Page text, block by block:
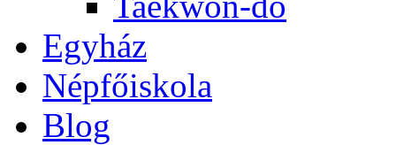
Egyház
Népfőiskola
Blog